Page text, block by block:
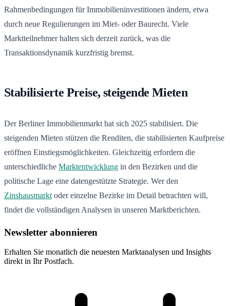
Rahmenbedingungen für Immobilieninvestitionen ändern, etwa
durch neue Regulierungen im Miet- oder Baurecht. Viele
Marktteilnehmer halten sich derzeit zurück, was die
Transaktionsdynamik kurzfristig bremst.
Stabilisierte Preise, steigende Mieten
Der Berliner Immobilienmarkt hat sich 2025 stabilisiert. Die
steigenden Mieten stützen die Renditen, die stabilisierten Kaufpreise
eröffnen Einstiegsmöglichkeiten. Gleichzeitig erfordern die
unterschiedliche Marktentwicklung in den Bezirken und die
politische Lage eine datengestützte Strategie. Wer den
Zinshausmarkt oder einzelne Bezirke im Detail betrachten will,
findet die vollständigen Analysen in unseren Marktberichten.
Newsletter abonnieren
Erhalten Sie monatlich die neuesten Marktanalysen und Insights
direkt in Ihr Postfach.